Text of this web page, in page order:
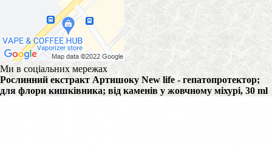
Ми в соціальних мережах
Рослинний екстракт Артишоку New life - гепатопротектор;
для флори кишківника; від каменів у жовчному міхурі, 30 ml